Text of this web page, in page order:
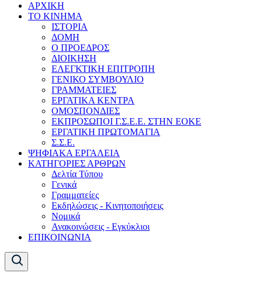
ΑΡΧΙΚΗ
ΤΟ ΚΙΝΗΜΑ
ΙΣΤΟΡΙΑ
ΔΟΜΗ
Ο ΠΡΟΕΔΡΟΣ
ΔΙΟΙΚΗΣΗ
ΕΛΕΓΚΤΙΚΗ ΕΠΙΤΡΟΠΗ
ΓΕΝΙΚΟ ΣΥΜΒΟΥΛΙΟ
ΓΡΑΜΜΑΤΕΙΕΣ
ΕΡΓΑΤΙΚΑ ΚΕΝΤΡΑ
ΟΜΟΣΠΟΝΔΙΕΣ
ΕΚΠΡΟΣΩΠΟΙ Γ.Σ.Ε.Ε. ΣΤΗΝ ΕΟΚΕ
ΕΡΓΑΤΙΚΗ ΠΡΩΤΟΜΑΓΙΑ
Σ.Σ.Ε.
ΨΗΦΙΑΚΑ ΕΡΓΑΛΕΙΑ
ΚΑΤΗΓΟΡΙΕΣ ΑΡΘΡΩΝ
Δελτία Τύπου
Γενικά
Γραμματείες
Εκδηλώσεις - Κινητοποιήσεις
Νομικά
Ανακοινώσεις - Εγκύκλιοι
ΕΠΙΚΟΙΝΩΝΙΑ